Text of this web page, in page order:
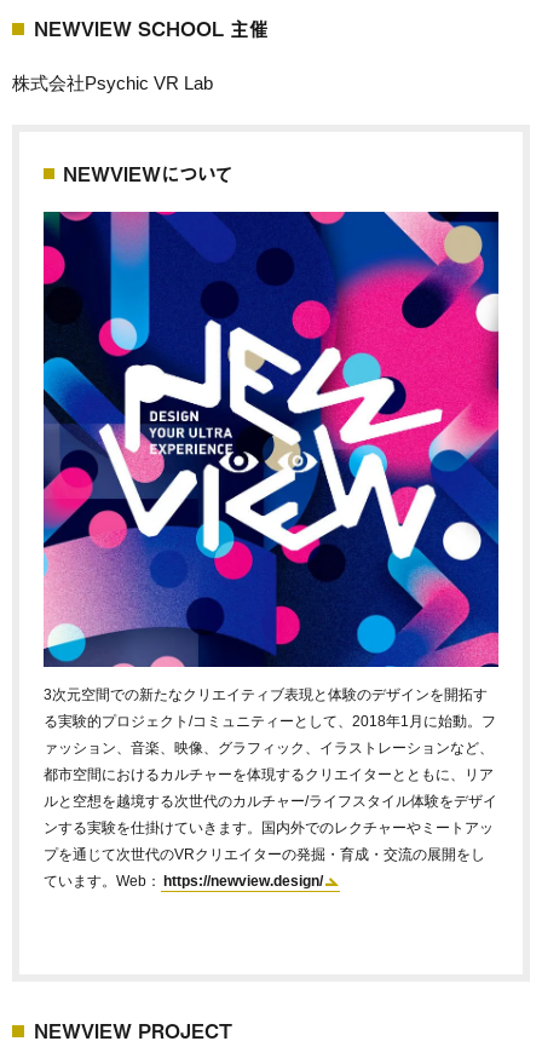
NEWVIEW SCHOOL 主催
株式会社Psychic VR Lab
NEWVIEWについて
3次元空間での新たなクリエイティブ表現と体験のデザインを開拓す
る実験的プロジェクト/コミュニティーとして、2018年1月に始動。フ
ァッション、音楽、映像、グラフィック、イラストレーションなど、
都市空間におけるカルチャーを体現するクリエイターとともに、リア
ルと空想を越境する次世代のカルチャー/ライフスタイル体験をデザイ
ンする実験を仕掛けていきます。国内外でのレクチャーやミートアッ
プを通じて次世代のVRクリエイターの発掘・育成・交流の展開をし
ています。Web：
https://newview.design/
NEWVIEW PROJECT